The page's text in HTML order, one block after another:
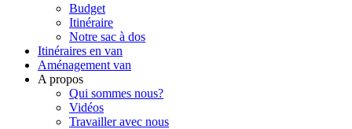
Budget
Itinéraire
Notre sac à dos
Itinéraires en van
Aménagement van
A propos
Qui sommes nous?
Vidéos
Travailler avec nous